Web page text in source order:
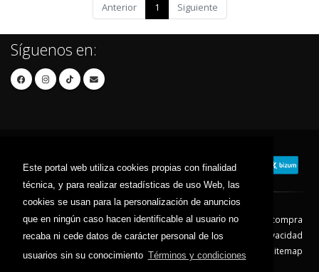
Este portal web utiliza cookies propias con finalidad
técnica, y para realizar estadísticas de uso Web, las
cookies se usan para la personalización de anuncios
que en ningún caso hacen identificable al usuario no
recaba ni cede datos de carácter personal de los
usuarios sin su conocimiento Términos y condiciones
Anterior 1 Siguiente
Síguenos en:
Contacto Aviso Legal
Condiciones de compra
Política de envíos
Política de devolución
Política de Privacidad
Política de Cookies
Sitemap